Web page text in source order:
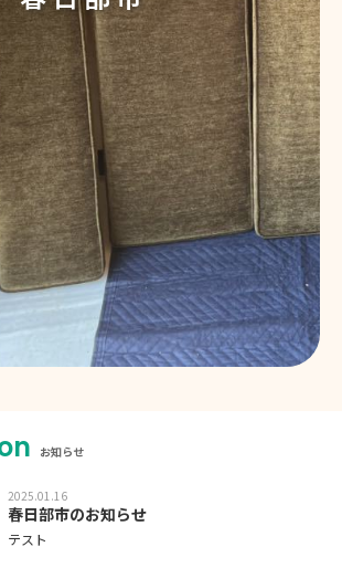
お知らせ
2025.01.16
春日部市のお知らせ
テスト